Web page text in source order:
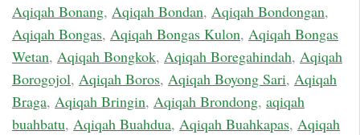
Aqiqah Bonang, Aqiqah Bondan, Aqiqah Bondongan,
Aqiqah Bongas, Aqiqah Bongas Kulon, Aqiqah Bongas
Wetan, Aqiqah Bongkok, Aqiqah Boregahindah, Aqiqah
Borogojol, Aqiqah Boros, Aqiqah Boyong Sari, Aqiqah
Braga, Aqiqah Bringin, Aqiqah Brondong, aqiqah
buahbatu, Aqiqah Buahdua, Aqiqah Buahkapas, Aqiqah